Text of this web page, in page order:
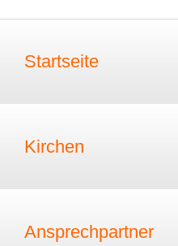
Startseite
Kirchen
Ansprechpartner